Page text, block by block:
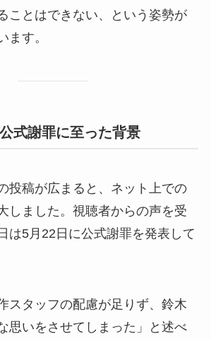
ことはできない、という姿勢が
ます。
式謝罪に至った背景
投稿が広まると、ネット上での
しました。視聴者からの声を受
は5月22日に公式謝罪を発表して
スタッフの配慮が足りず、鈴木
思いをさせてしまった」と述べ